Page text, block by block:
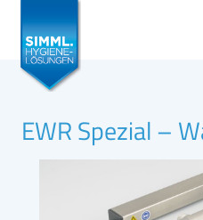
EWR Spezial –